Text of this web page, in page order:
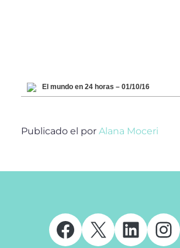
El mundo en 24 horas – 01/10/16
Publicado el por Alana Moceri
Facebook
X